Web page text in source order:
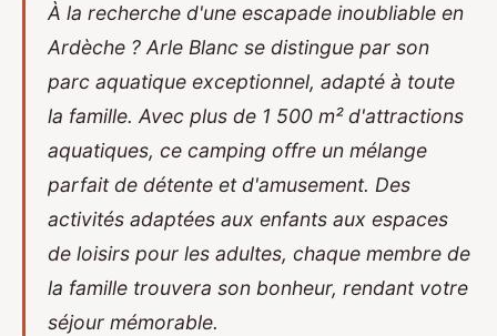
À la recherche d'une escapade inoubliable en
Ardèche ? Arle Blanc se distingue par son
parc aquatique exceptionnel, adapté à toute
la famille. Avec plus de 1 500 m² d'attractions
aquatiques, ce camping offre un mélange
parfait de détente et d'amusement. Des
activités adaptées aux enfants aux espaces
de loisirs pour les adultes, chaque membre de
la famille trouvera son bonheur, rendant votre
séjour mémorable.